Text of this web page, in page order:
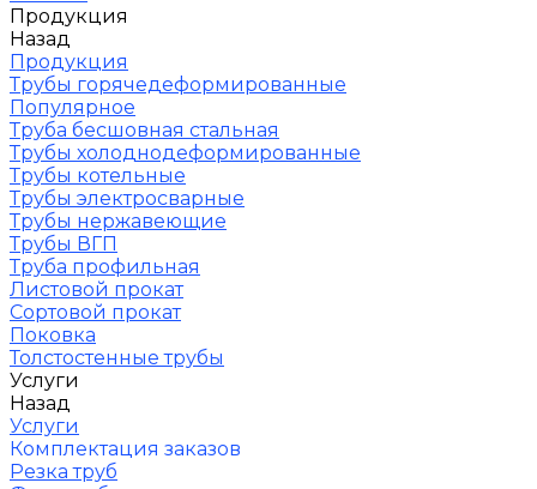
Продукция
Назад
Продукция
Трубы горячедеформированные
Популярное
Труба бесшовная стальная
Трубы холоднодеформированные
Трубы котельные
Трубы электросварные
Трубы нержавеющие
Трубы ВГП
Труба профильная
Листовой прокат
Сортовой прокат
Поковка
Толстостенные трубы
Услуги
Назад
Услуги
Комплектация заказов
Резка труб